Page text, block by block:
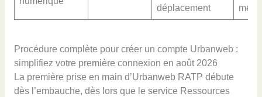
déplacement
Procédure complète pour créer un compte Urbanweb :
simplifiez votre première connexion en août 2026
La première prise en main d’Urbanweb RATP débute
dès l’embauche, dès lors que le service Ressources